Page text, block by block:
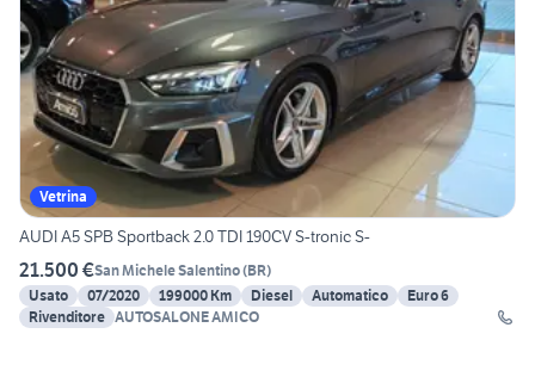
Vetrina
AUDI A5 SPB Sportback 2.0 TDI 190CV S-tronic S-
21.500 €San Michele Salentino(BR)
Usato
07/2020 199000 Km Diesel Automatico
Euro 6
Rivenditore AUTOSALONE AMICO